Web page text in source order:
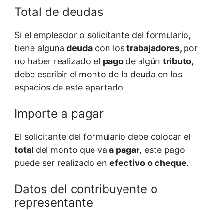
Total de deudas
Si el empleador o solicitante del formulario,
tiene alguna deuda con lostrabajadores, por
no haber realizado el pago de algún tributo,
debe escribir el monto de la deuda en los
espacios de este apartado.
Importe a pagar
El solicitante del formulario debe colocar el
total del monto que va a pagar, este pago
puede ser realizado en efectivo o cheque.
Datos del contribuyente o
representante